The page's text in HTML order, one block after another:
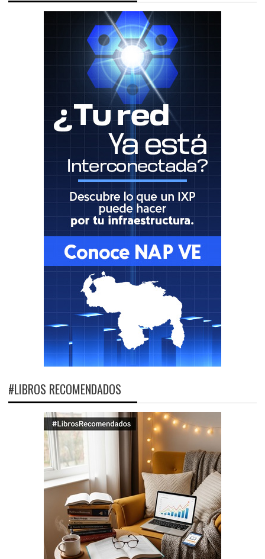
#LIBROS RECOMENDADOS